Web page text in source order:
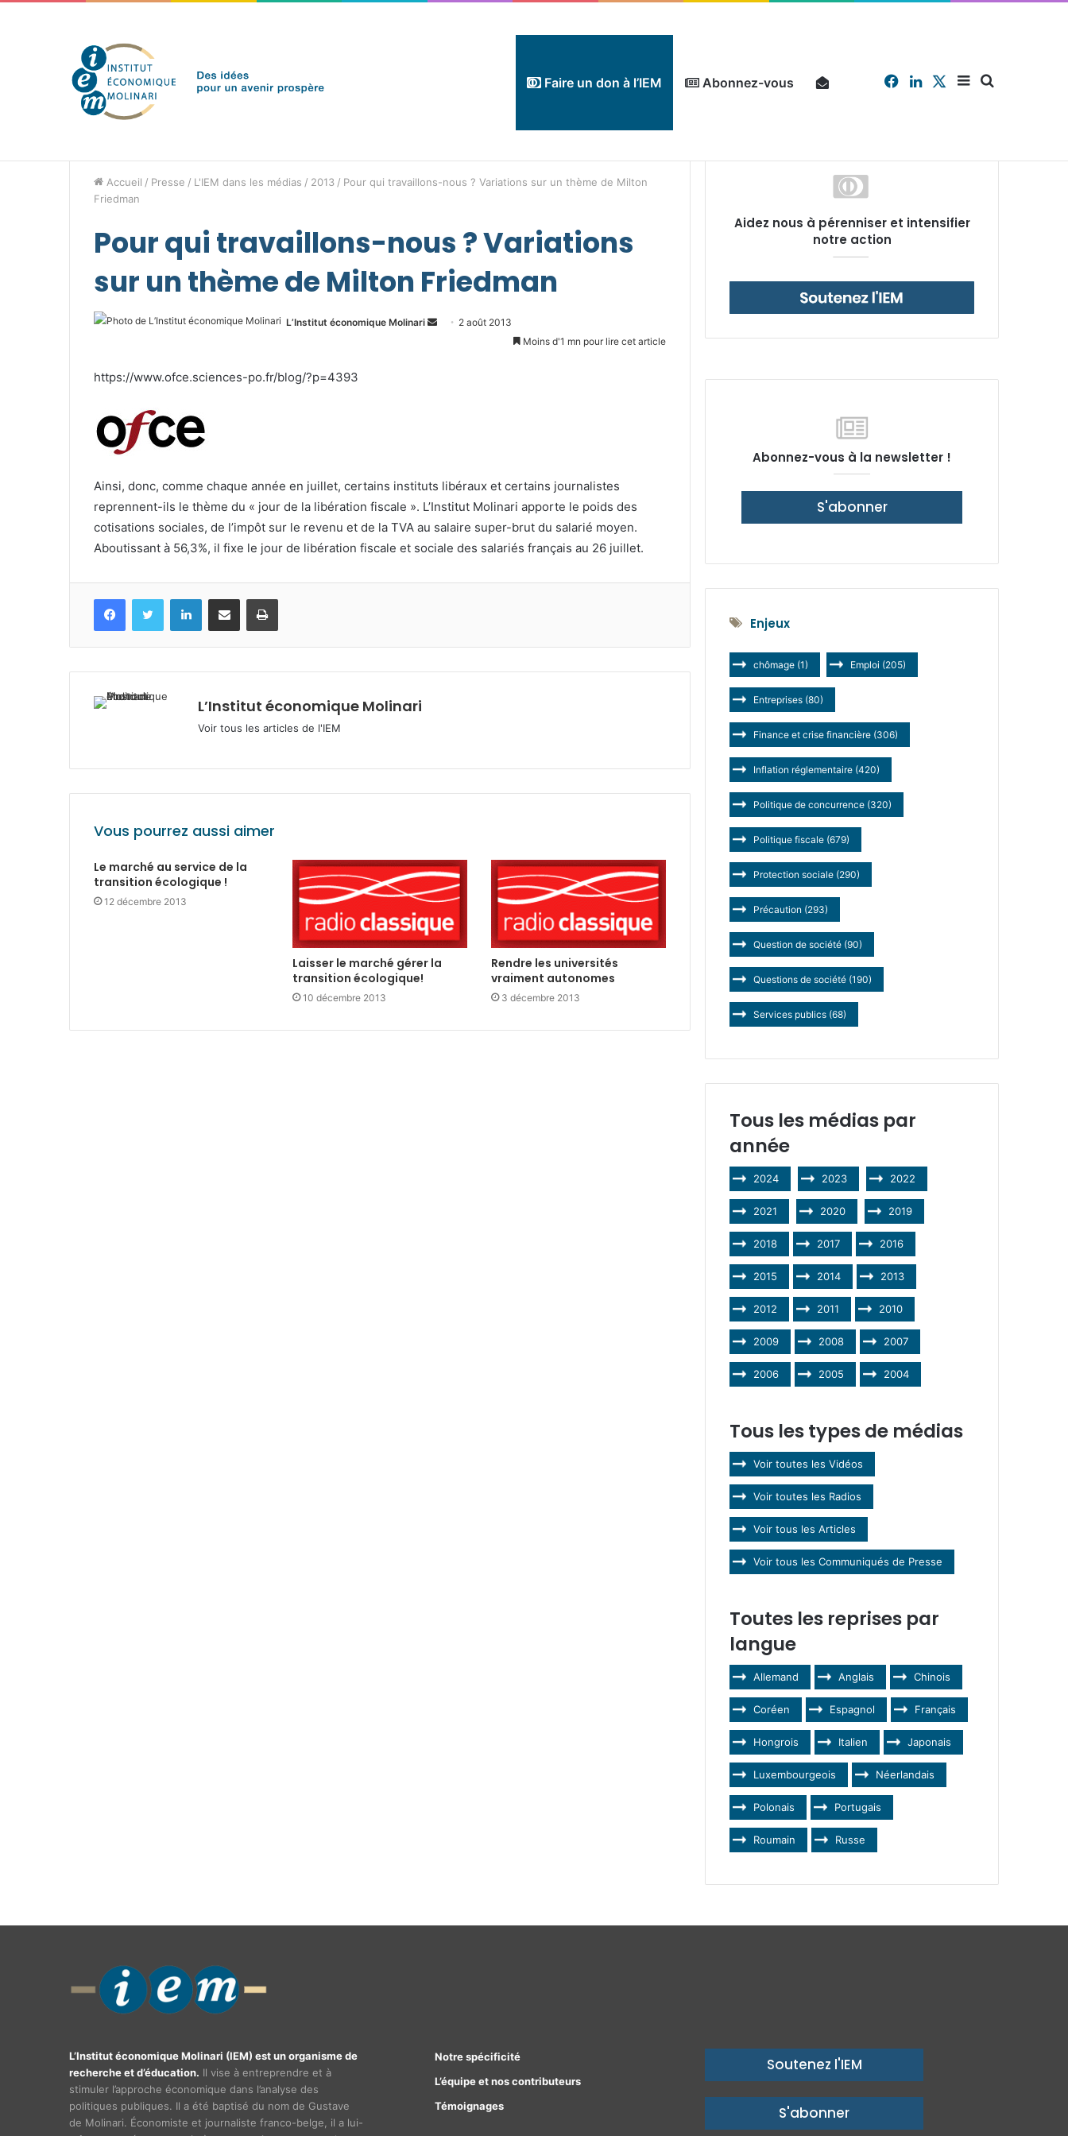
Faire un don à l’IEM Abonnez-vous Sidebar
X
Linkedin
Facebook
Accueil / Presse / L'IEM dans les médias / 2013 / Pour qui travaillons-nous ? Variations sur un thème de Milton
Friedman
Pour qui travaillons-nous ? Variations
sur un thème de Milton Friedman
L’Institut économique Molinari
Envoyer2 août 2013
Moins d'1 mn pour lire cet article
https://www.ofce.sciences-po.fr/blog/?p=4393
Ainsi, donc, comme chaque année en juillet, certains instituts libéraux et certains journalistes
reprennent-ils le thème du « jour de la libération fiscale ». L’Institut Molinari apporte le poids des
cotisations sociales, de l’impôt sur le revenu et de la TVA au salaire super-brut du salarié moyen.
Aboutissant à 56,3%, il fixe le jour de libération fiscale et sociale des salariés français au 26 juillet.
FacebookTwitter LinkedinPartagez par mail Imprimez
L’Institut économique Molinari
Voir tous les articles de l'IEM
Vous pourrez aussi aimer
Le marché au service de la
transition écologique !
12 décembre 2013
Laisser le marché gérer la
transition écologique!
10 décembre 2013
Rendre les universités
vraiment autonomes
3 décembre 2013
Aidez nous à pérenniser et intensifier
notre action
Abonnez-vous à la newsletter !
S'abonner
Enjeux
chômage (1) Emploi (205)
Entreprises (80)
Finance et crise financière (306)
Inflation réglementaire (420)
Politique de concurrence (320)
Politique fiscale (679)
Protection sociale (290)
Précaution (293)
Question de société (90)
Questions de société (190)
Services publics (68)
Tous les médias par
année
2024 2023 2022
2021 2020 2019
2018 2017 2016
2015 2014 2013
2012 2011 2010
2009 2008 2007
2006 2005 2004
Tous les types de médias
Voir toutes les Vidéos
Voir toutes les Radios
Voir tous les Articles
Voir tous les Communiqués de Presse
Toutes les reprises par
langue
Allemand Anglais Chinois
Coréen Espagnol Français
Hongrois Italien Japonais
Luxembourgeois Néerlandais
Polonais Portugais
Roumain Russe
L’Institut économique Molinari (IEM) est un organisme de
recherche et d’éducation. Il vise à entreprendre et à
stimuler l’approche économique dans l’analyse des
politiques publiques. Il a été baptisé du nom de Gustave
de Molinari. Économiste et journaliste franco-belge, il a lui-
Notre spécificité
L’équipe et nos contributeurs
Témoignages
Soutenez l'IEM
S'abonner